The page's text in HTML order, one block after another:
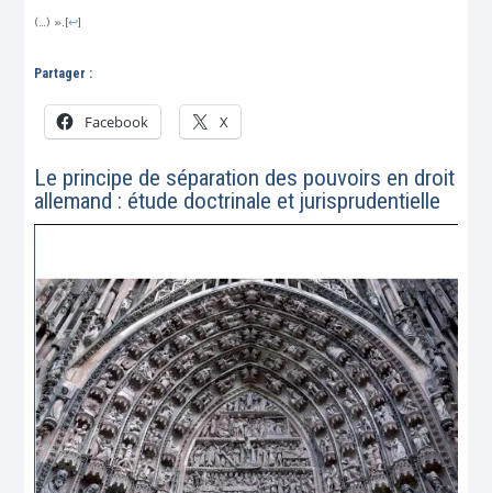
(…) ».[↩]
Partager :
Facebook X
Le principe de séparation des pouvoirs en droit
allemand : étude doctrinale et jurisprudentielle